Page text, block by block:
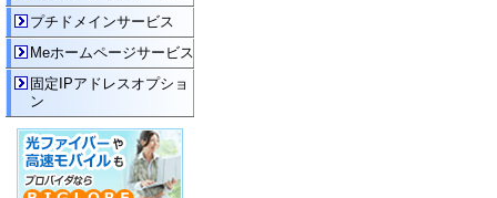
プチドメインサービス
Meホームページサービス
固定IPアドレスオプショ
ン